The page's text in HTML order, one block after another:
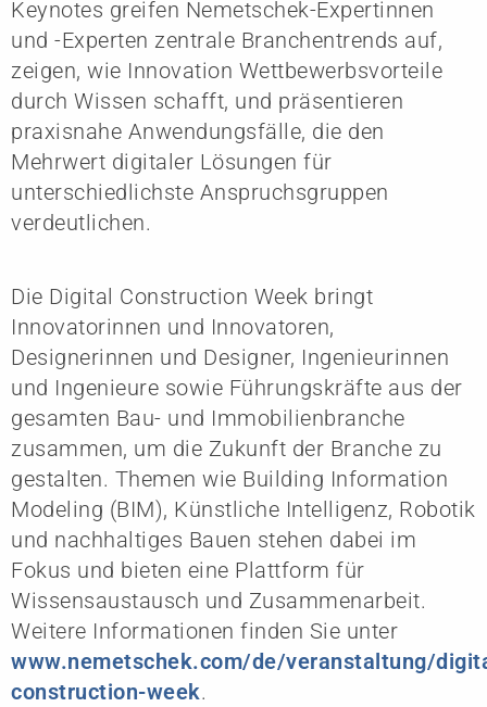
Keynotes greifen Nemetschek-Expertinnen
und -Experten zentrale Branchentrends auf,
zeigen, wie Innovation Wettbewerbsvorteile
durch Wissen schafft, und präsentieren
praxisnahe Anwendungsfälle, die den
Mehrwert digitaler Lösungen für
unterschiedlichste Anspruchsgruppen
verdeutlichen.
Die Digital Construction Week bringt
Innovatorinnen und Innovatoren,
Designerinnen und Designer, Ingenieurinnen
und Ingenieure sowie Führungskräfte aus der
gesamten Bau- und Immobilienbranche
zusammen, um die Zukunft der Branche zu
gestalten. Themen wie Building Information
Modeling (BIM), Künstliche Intelligenz, Robotik
und nachhaltiges Bauen stehen dabei im
Fokus und bieten eine Plattform für
Wissensaustausch und Zusammenarbeit.
Weitere Informationen finden Sie unter
www.nemetschek.com/de/veranstaltung/
construction-week.